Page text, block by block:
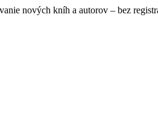
nových kníh a autorov – bez